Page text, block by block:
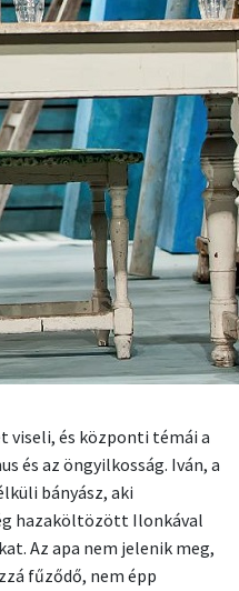
viseli, és központi témái a
és az öngyilkosság. Iván, a
bányász, aki
hazaköltözött Ilonkával
Az apa nem jelenik meg,
fűződő, nem épp